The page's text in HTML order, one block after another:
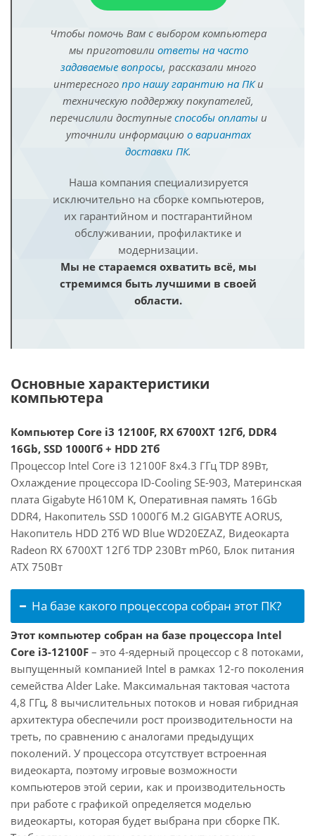
Чтобы помочь Вам с выбором компьютера
мы приготовили ответы на часто
задаваемые вопросы, рассказали много
интересного про нашу гарантию на ПКи
техническую поддержку покупателей,
перечислили доступные способы оплатыи
уточнили информацию о вариантах
доставки ПК.
Наша компания специализируется
исключительно на сборке компьютеров,
их гарантийном и постгарантийном
обслуживании, профилактике и
модернизации.
Мы не стараемся охватить всё, мы
стремимся быть лучшими в своей
области.
Основные характеристики
компьютера
Компьютер Core i3 12100F, RX 6700XT 12Гб, DDR4
16Gb, SSD 1000Гб + HDD 2Тб
Процессор Intel Core i3 12100F 8x4.3 ГГц TDP 89Вт,
Охлаждение процессора ID-Cooling SE-903, Материнская
плата Gigabyte H610M K, Оперативная память 16Gb
DDR4, Накопитель SSD 1000Гб M.2 GIGABYTE AORUS,
Накопитель HDD 2Тб WD Blue WD20EZAZ, Видеокарта
Radeon RX 6700XT 12Гб TDP 230Вт mP60, Блок питания
ATX 750Вт
На базе какого процессора собран этот ПК?
Этот компьютер собран на базе процессора Intel
Core i3-12100F – это 4-ядерный процессор с 8 потоками,
выпущенный компанией Intel в рамках 12-го поколения
семейства Alder Lake. Максимальная тактовая частота
4,8 ГГц, 8 вычислительных потоков и новая гибридная
архитектура обеспечили рост производительности на
треть, по сравнению с аналогами предыдущих
поколений. У процессора отсутствует встроенная
видеокарта, поэтому игровые возможности
компьютеров этой серии, как и производительность
при работе с графикой определяется моделью
видеокарты, которая будет выбрана при сборке ПК.